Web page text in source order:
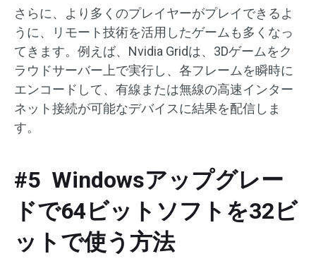
さらに、より多くのプレイヤーがプレイできるよ
うに、リモート技術を活用したゲームも多くなっ
てきます。例えば、Nvidia Gridは、3Dゲームをク
ラウドサーバー上で実行し、各フレームを瞬時に
エンコードして、有線または無線の高速インター
ネット接続が可能なデバイスに結果を配信しま
す。
#5 Windowsアップグレー
ドで64ビットソフトを32ビ
ットで使う方法